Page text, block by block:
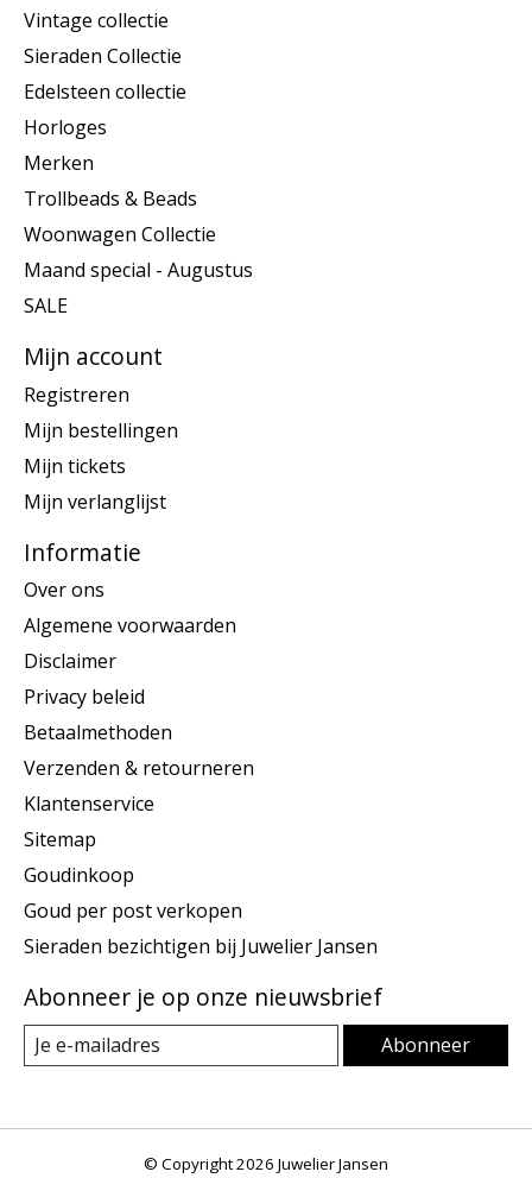
Vintage collectie
Sieraden Collectie
Edelsteen collectie
Horloges
Merken
Trollbeads & Beads
Woonwagen Collectie
Maand special - Augustus
SALE
Mijn account
Registreren
Mijn bestellingen
Mijn tickets
Mijn verlanglijst
Informatie
Over ons
Algemene voorwaarden
Disclaimer
Privacy beleid
Betaalmethoden
Verzenden & retourneren
Klantenservice
Sitemap
Goudinkoop
Goud per post verkopen
Sieraden bezichtigen bij Juwelier Jansen
Abonneer je op onze nieuwsbrief
Abonneer
© Copyright 2026 Juwelier Jansen